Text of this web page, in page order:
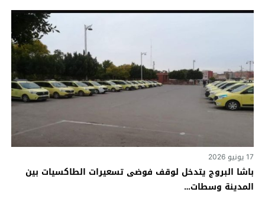
17 يونيو 2026
باشا البروج يتدخل لوقف فوضى تسعيرات الطاكسيات بين
المدينة وسطات…